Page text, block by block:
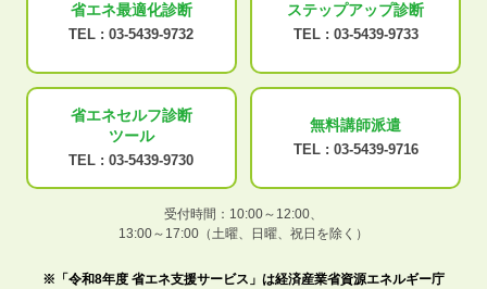
省エネ最適化診断
TEL : 03-5439-9732
ステップアップ診断
TEL : 03-5439-9733
省エネセルフ診断
ツール
TEL : 03-5439-9730
無料講師派遣
TEL : 03-5439-9716
受付時間：10:00～12:00、
13:00～17:00（土曜、日曜、祝日を除く）
※「令和8年度 省エネ支援サービス」は経済産業省資源エネルギー庁